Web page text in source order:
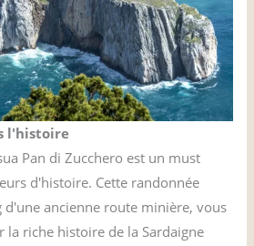
l'histoire
Pan di Zucchero est un must
d'histoire. Cette randonnée
ancienne route minière, vous
riche histoire de la Sardaigne